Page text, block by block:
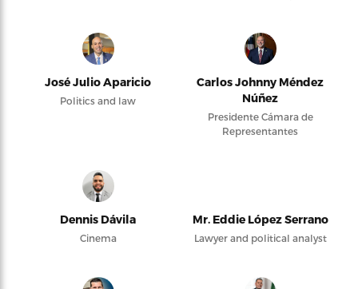
José Julio Aparicio
Politics and law
Carlos Johnny Méndez
Núñez
Presidente Cámara de
Representantes
Dennis Dávila
Cinema
Mr. Eddie López Serrano
Lawyer and political analyst